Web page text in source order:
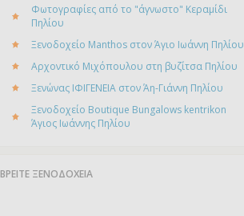
Φωτογραφίες από το "άγνωστο" Κεραμίδι
Πηλίου
Ξενοδοχείο Manthos στον Άγιο Ιωάννη Πηλίου
Αρχοντικό Μιχόπουλου στη βυζίτσα Πηλίου
Ξενώνας ΙΦΙΓΕΝΕΙΑ στον Άη-Γιάννη Πηλίου
Ξενοδοχείο Boutique Bungalows kentrikon
Άγιος Ιωάννης Πηλίου
ΒΡΕΙΤΕ ΞΕΝΟΔΟΧΕΙΑ